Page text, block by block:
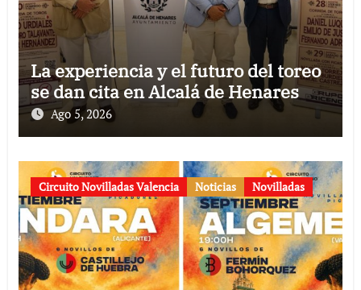
La experiencia y el futuro del toreo
se dan cita en Alcalá de Henares
Ago 5, 2026
Circuito Novilladas Valencia Noticias Novilladas